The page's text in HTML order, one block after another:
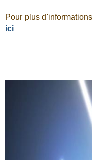
Pour plus
ici